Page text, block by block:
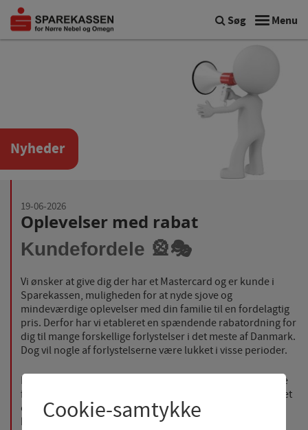
Menu
Søg
Nyheder
19-06-2026
Oplevelser med rabat
Kundefordele 🎡🎭
Vi ønsker at give dig der har et Mastercard og er kunde i
Sparekassen, muligheden for at nyde sjove og
mindeværdige oplevelser med din familie til en fordelagtig
pris. Derfor har vi etableret en spændende rabatordning for
dig til mange forskellige forlystelser i det meste af Danmark.
Dog vil nogle af forlystelserne være lukket i visse perioder.
Danmark er hjemsted for en overflod af sjove og hyggelige
forlystelser, der vil vække den indre eventyrlyst i jer. Uanset
om I er frygtløse fartdjævle, naturelskere eller
kulturinteresseret, er der noget for enhver smag og alder.
Cookie-samtykke